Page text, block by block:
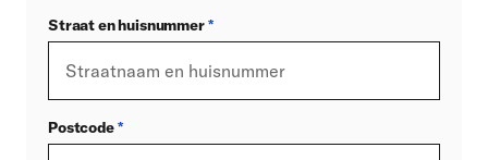
Straat en huisnummer*
Postcode*